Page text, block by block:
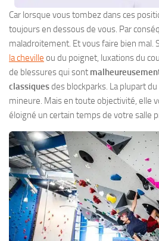
Car lorsque vous tombez dans ces
toujours en dessous de vous. Par
maladroitement. Et vous faire bien mal.
la cheville ou du poignet, luxations du
de blessures qui sont
classiquesdes blockparks. La plupart
mineure. Mais en toute objectivité, elle
éloigné un certain temps de votre salle